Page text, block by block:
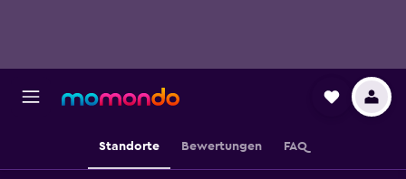
Standorte Bewertungen FAQ